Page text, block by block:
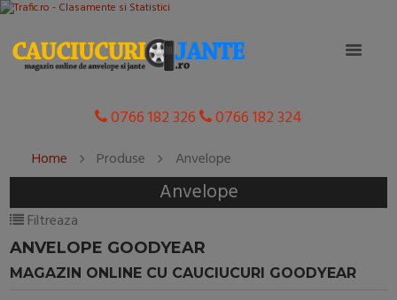
0766 182 326 0766 182 324
Home Produse Anvelope
Anvelope
Filtreaza
ANVELOPE GOODYEAR
MAGAZIN ONLINE CU CAUCIUCURI GOODYEAR